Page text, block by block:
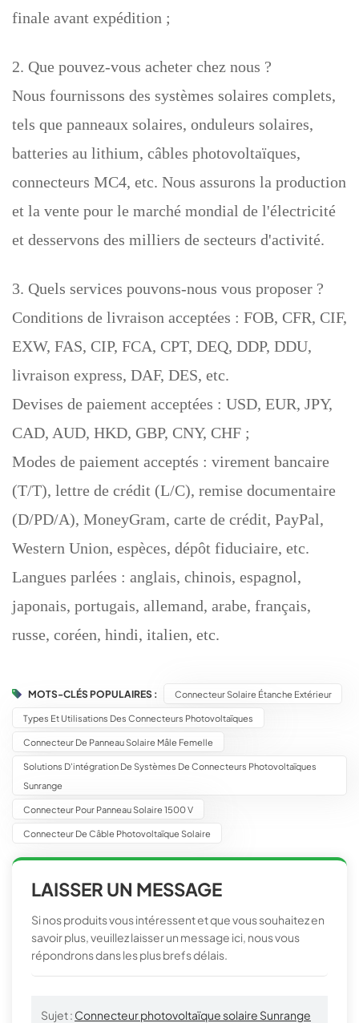
finale avant expédition ;
2. Que pouvez-vous acheter chez nous ?
Nous fournissons des systèmes solaires complets,
tels que panneaux solaires, onduleurs solaires,
batteries au lithium, câbles photovoltaïques,
connecteurs MC4, etc. Nous assurons la production
et la vente pour le marché mondial de l'électricité
et desservons des milliers de secteurs d'activité.
3. Quels services pouvons-nous vous proposer ?
Conditions de livraison acceptées : FOB, CFR, CIF,
EXW, FAS, CIP, FCA, CPT, DEQ, DDP, DDU,
livraison express, DAF, DES, etc.
Devises de paiement acceptées : USD, EUR, JPY,
CAD, AUD, HKD, GBP, CNY, CHF ;
Modes de paiement acceptés : virement bancaire
(T/T), lettre de crédit (L/C), remise documentaire
(D/PD/A), MoneyGram, carte de crédit, PayPal,
Western Union, espèces, dépôt fiduciaire, etc.
Langues parlées : anglais, chinois, espagnol,
japonais, portugais, allemand, arabe, français,
russe, coréen, hindi, italien, etc.
MOTS-CLÉS POPULAIRES : Connecteur Solaire Étanche Extérieur
Types Et Utilisations Des Connecteurs Photovoltaïques
Connecteur De Panneau Solaire Mâle Femelle
Solutions D'intégration De Systèmes De Connecteurs Photovoltaïques
Sunrange
Connecteur Pour Panneau Solaire 1500 V
Connecteur De Câble Photovoltaïque Solaire
LAISSER UN MESSAGE
Si nos produits vous intéressent et que vous souhaitez en
savoir plus, veuillez laisser un message ici, nous vous
répondrons dans les plus brefs délais.
Sujet : Connecteur photovoltaïque solaire Sunrange